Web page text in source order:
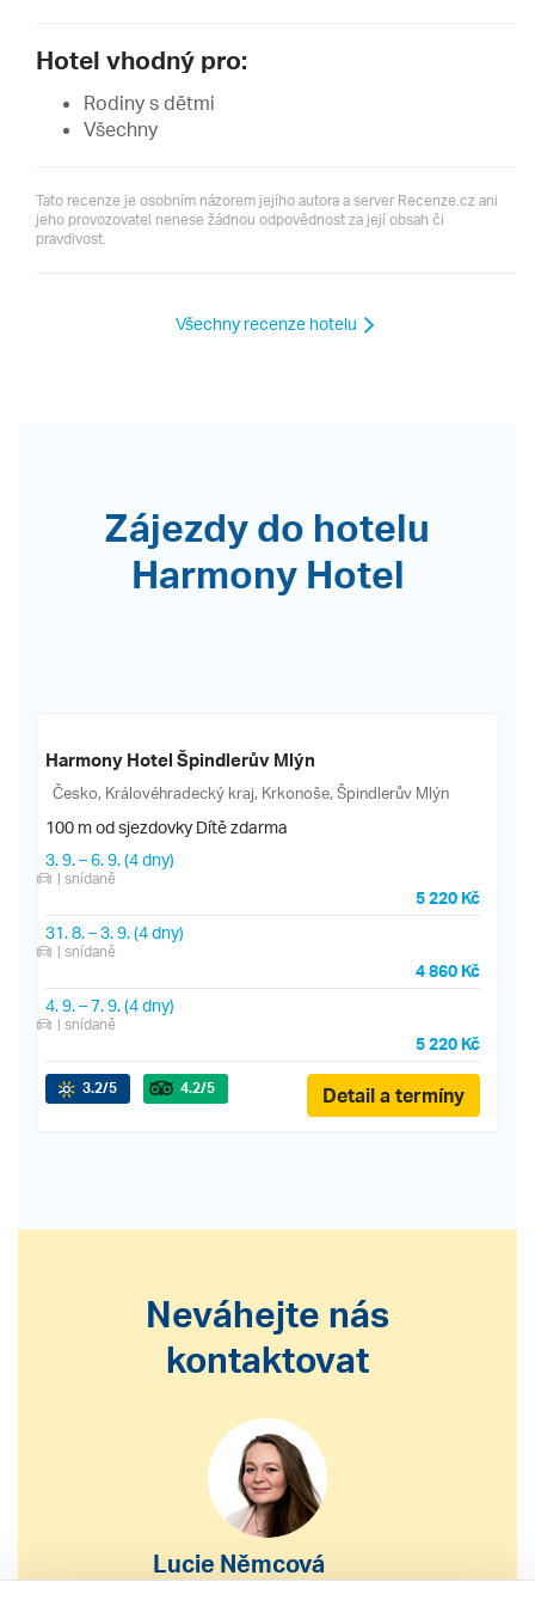
Hotel vhodný pro:
Rodiny s dětmi
Všechny
Tato recenze je osobním názorem jejího autora a server Recenze.cz ani
jeho provozovatel nenese žádnou odpovědnost za její obsah či
pravdivost.
Všechny recenze hotelu
Zájezdy do hotelu
Harmony Hotel
Harmony Hotel Špindlerův Mlýn
Česko, Královéhradecký kraj, Krkonoše, Špindlerův Mlýn
100 m od sjezdovky Dítě zdarma
3. 9.–6. 9.(4 dny)
| snídaně
5 220 Kč
31. 8.–3. 9.(4 dny)
| snídaně
4 860 Kč
4. 9.–7. 9.(4 dny)
| snídaně
5 220 Kč
3.2/5 4.2/5 Detail a termíny
Neváhejte nás
kontaktovat
Lucie Němcová